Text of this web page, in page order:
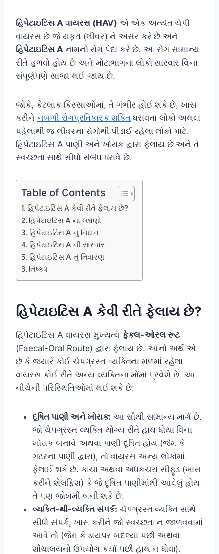
હિપેટાઇટિસ A વાયરસ (HAV) એ એક અત્યંત ચેપી
વાયરસ છે જે યકૃત (લીવર) ને અસર કરે છે અને
હિપેટાઇટિસ A નામનો રોગ પેદા કરે છે. આ રોગ સામાન્ય
રીતે હળવો હોય છે અને મોટાભાગના લોકો સારવાર વિના
સંપૂર્ણપણે સાજા થઈ જાય છે.
જોકે, કેટલાક કિસ્સાઓમાં, તે ગંભીર હોઈ શકે છે, ખાસ
કરીને નબળી રોગપ્રતિકારક શક્તિ ધરાવતા લોકો અથવા
પહેલાથી જ લીવરના રોગોથી પીડાઈ રહેલા લોકો માટે.
હિપેટાઇટિસ A પાણી અને ખોરાક દ્વારા ફેલાય છે અને તે
સ્વચ્છતા સાથે સીધો સંબંધ ધરાવે છે.
Table of Contents
હિપેટાઇટિસ A કેવી રીતે ફેલાય છે?
હિપેટાઇટિસ A ના લક્ષણો
હિપેટાઇટિસ A નું નિદાન
હિપેટાઇટિસ A ની સારવાર
હિપેટાઇટિસ A નું નિવારણ
નિષ્કર્ષ
હિપેટાઇટિસ A કેવી રીતે ફેલાય છે?
હિપેટાઇટિસ A વાયરસ મુખ્યત્વે ફેકલ-ઓરલ રૂટ
(Faecal-Oral Route) દ્વારા ફેલાય છે. આનો અર્થ એ
છે કે જ્યારે કોઈ ચેપગ્રસ્ત વ્યક્તિના મળમાં રહેલા
વાયરસ કોઈ રીતે અન્ય વ્યક્તિના મોંમાં પ્રવેશે છે. આ
નીચેની પરિસ્થિતિઓમાં થઈ શકે છે:
દૂષિત પાણી અને ખોરાક: આ સૌથી સામાન્ય માર્ગ છે.
જો ચેપગ્રસ્ત વ્યક્તિ યોગ્ય રીતે હાથ ધોયા વિના
ખોરાક બનાવે અથવા પાણી દૂષિત હોય (જેમ કે
ગટરના પાણી દ્વારા), તો વાયરસ અન્ય લોકોમાં
ફેલાઈ શકે છે. કાચા અથવા અધકચરા સીફૂડ (ખાસ
કરીને શેલફિશ) કે જે દૂષિત પાણીમાંથી આવેલું હોય
તે પણ જોખમી બની શકે છે.
વ્યક્તિ-થી-વ્યક્તિ સંપર્ક: ચેપગ્રસ્ત વ્યક્તિ સાથે
સીધો સંપર્ક, ખાસ કરીને જો સ્વચ્છતા ન જાળવવામાં
આવે તો (જેમ કે ડાયપર બદલ્યા પછી અથવા
શૌચાલયનો ઉપયોગ કર્યા પછી હાથ ન ધોવા).